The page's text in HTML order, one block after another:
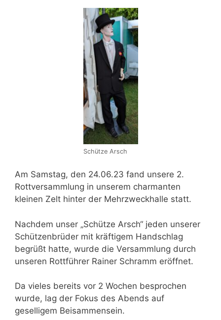
Schütze Arsch
Am Samstag, den 24.06.23 fand unsere 2.
Rottversammlung in unserem charmanten
kleinen Zelt hinter der Mehrzweckhalle statt.
Nachdem unser „Schütze Arsch“ jeden unserer
Schützenbrüder mit kräftigem Handschlag
begrüßt hatte, wurde die Versammlung durch
unseren Rottführer Rainer Schramm eröffnet.
Da vieles bereits vor 2 Wochen besprochen
wurde, lag der Fokus des Abends auf
geselligem Beisammensein.